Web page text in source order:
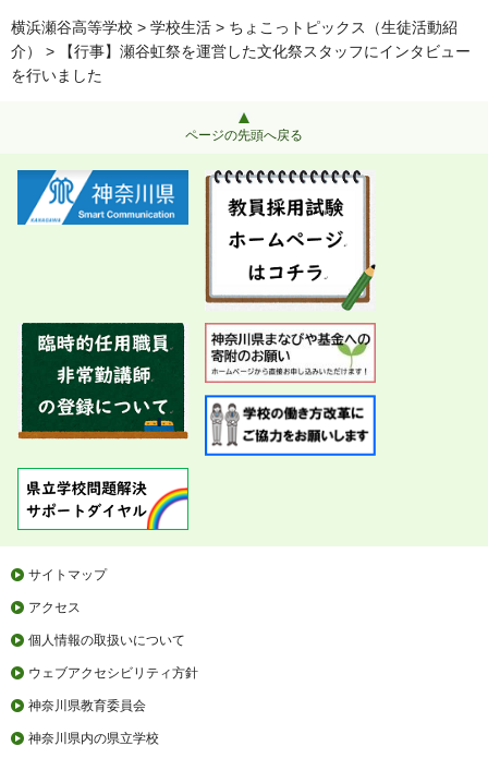
横浜瀬谷高等学校 > 学校生活 > ちょこっトピックス（生徒活動紹
介）
> 【行事】瀬谷虹祭を運営した文化祭スタッフにインタビュー
を行いました
ページの先頭へ戻る
サイトマップ
アクセス
個人情報の取扱いについて
ウェブアクセシビリティ方針
神奈川県教育委員会
神奈川県内の県立学校